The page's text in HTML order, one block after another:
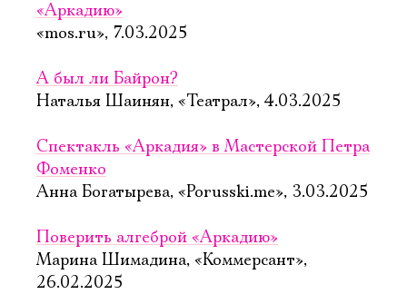
«Аркадию»
«mos.ru», 7.03.2025
А был ли Байрон?
Наталья Шаинян, «Театрал», 4.03.2025
Спектакль «Аркадия» в Мастерской Петра
Фоменко
Анна Богатырева, «Porusski.me», 3.03.2025
Поверить алгеброй «Аркадию»
Марина Шимадина, «Коммерсант»,
26.02.2025